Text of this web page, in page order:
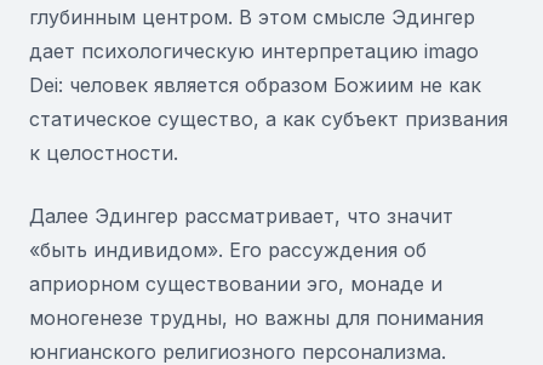
глубинным центром. В этом смысле Эдингер
дает психологическую интерпретацию imago
Dei: человек является образом Божиим не как
статическое существо, а как субъект призвания
к целостности.
Далее Эдингер рассматривает, что значит
«быть индивидом». Его рассуждения об
априорном существовании эго, монаде и
моногенезе трудны, но важны для понимания
юнгианского религиозного персонализма.